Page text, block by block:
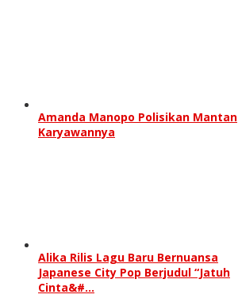
Amanda Manopo Polisikan Mantan
Karyawannya
Alika Rilis Lagu Baru Bernuansa
Japanese City Pop Berjudul “Jatuh
Cinta&#…